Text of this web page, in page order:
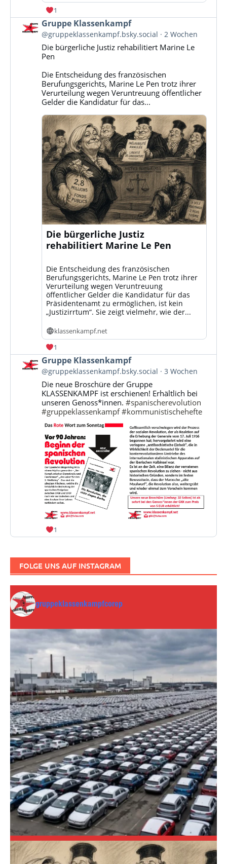
1
Beitrag
von
Gruppe
Klassenkampf
Bluesky
ansehen
Gruppe Klassenkampf
@gruppeklassenkampf.bsky.social 2 Wochen
Die bürgerliche Justiz rehabilitiert Marine Le
Pen
Die Entscheidung des französischen
Berufungsgerichts, Marine Le Pen trotz ihrer
Verurteilung wegen Veruntreuung öffentlicher
Gelder die Kandidatur für das...
Die bürgerliche Justiz
rehabilitiert Marine Le Pen
Die Entscheidung des französischen
Berufungsgerichts, Marine Le Pen trotz ihrer
Verurteilung wegen Veruntreuung
öffentlicher Gelder die Kandidatur für das
Präsidentenamt zu ermöglichen, ist kein
„Justizirrtum“. Sie zeigt vielmehr, wie der...
klassenkampf.net
1
Beitrag
von
Gruppe
Klassenkampf
Bluesky
ansehen
Gruppe Klassenkampf
@gruppeklassenkampf.bsky.social 3 Wochen
Die neue Broschüre der Gruppe
KLASSENKAMPF ist erschienen! Erhältlich bei
unseren Genoss*innen.#spanischerevolution
#gruppeklassenkampf #kommunistischehefte
1
FOLGE UNS AUF INSTAGRAM
gruppeklassenkampfcorep